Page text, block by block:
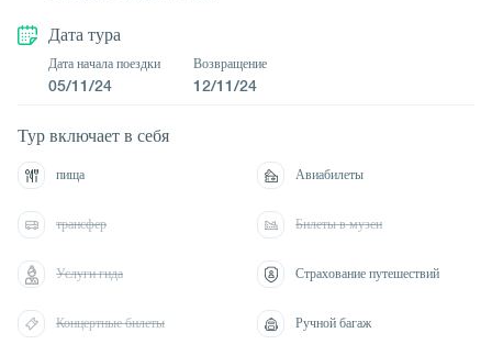
Дата тура
Дата начала поездки
05/11/24
Возвращение
12/11/24
Тур включает в себя
пища Авиабилеты
трансфер Билеты в музеи
Услуги гида Страхование путешествий
Концертные билеты Ручной багаж